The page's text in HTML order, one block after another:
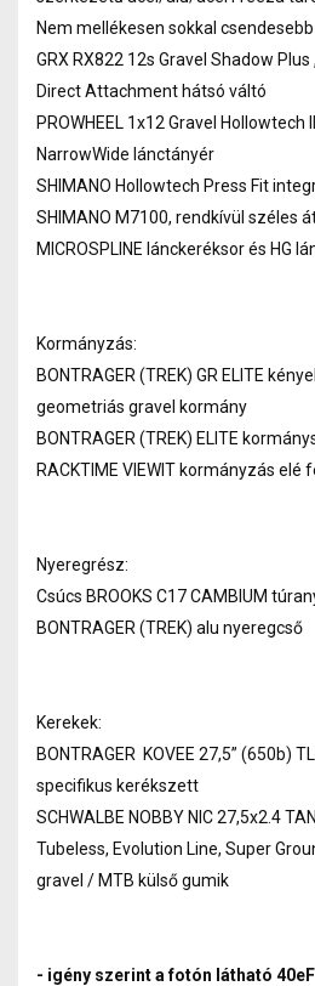
Nem mellékesen sokkal
GRX RX822 12s Gravel Shadow
Direct Attachment hátsó váltó
PROWHEEL 1x12 Gravel
NarrowWide lánctányér
SHIMANO Hollowtech Press Fit
SHIMANO M7100, rendkívül széles
MICROSPLINE lánckeréksor és HG
Kormányzás:
BONTRAGER (TREK) GR ELITE
geometriás gravel kormány
BONTRAGER (TREK) ELITE
RACKTIME VIEWIT kormányzás
Nyeregrész:
Csúcs BROOKS C17 CAMBIUM
BONTRAGER (TREK) alu nyeregcső
Kerekek:
BONTRAGER KOVEE 27,5” (650b)
specifikus kerékszett
SCHWALBE NOBBY NIC 27,5x2.4
Tubeless, Evolution Line, Super
gravel / MTB külső gumik
- igény szerint a fotón látható